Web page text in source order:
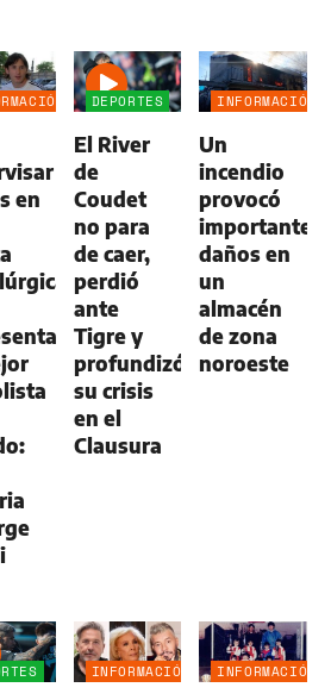
en
DEPORTES
El River
de
Coudet
no para
de caer,
perdió
ante
Tigre y
profundizó
su crisis
en el
Clausura
INFORMACIÓN
Un
incendio
provocó
importantes
daños en
un
almacén
de zona
noroeste
INFORMACIÓN
INFORMACIÓN